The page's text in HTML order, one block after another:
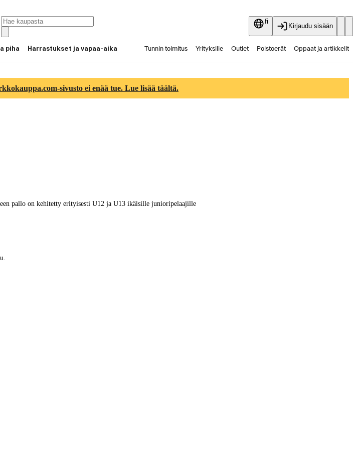
fi
Kirjaudu sisään
piha Harrastukset ja vapaa-aika Tunnin toimitus Yrityksille Outlet Poistoerät Oppaat ja artikkelit
sivusto ei enää tue. Lue lisää täältä.
pallo on kehitetty erityisesti U12 ja U13 ikäisille junioripelaajille